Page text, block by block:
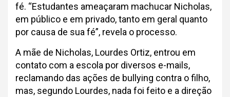
fé. “Estudantes ameaçaram machucar Nicholas,
em público e em privado, tanto em geral quanto
por causa de sua fé”, revela o processo.
A mãe de Nicholas, Lourdes Ortiz, entrou em
contato com a escola por diversos e-mails,
reclamando das ações de bullying contra o filho,
mas, segundo Lourdes, nada foi feito e a direção